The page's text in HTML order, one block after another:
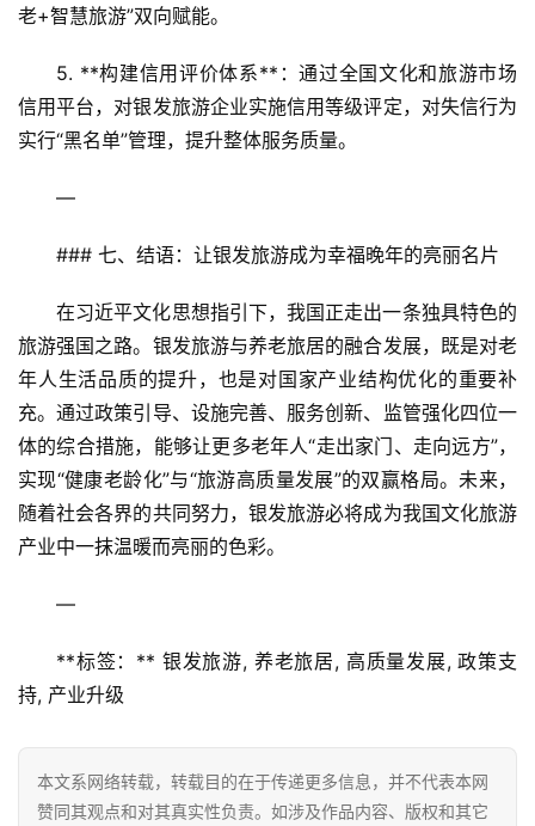
老+智慧旅游”双向赋能。
5. **构建信用评价体系**：通过全国文化和旅游市场
信用平台，对银发旅游企业实施信用等级评定，对失信行为
实行“黑名单”管理，提升整体服务质量。
—
### 七、结语：让银发旅游成为幸福晚年的亮丽名片
在习近平文化思想指引下，我国正走出一条独具特色的
旅游强国之路。银发旅游与养老旅居的融合发展，既是对老
年人生活品质的提升，也是对国家产业结构优化的重要补
充。通过政策引导、设施完善、服务创新、监管强化四位一
体的综合措施，能够让更多老年人“走出家门、走向远方”，
实现“健康老龄化”与“旅游高质量发展”的双赢格局。未来，
随着社会各界的共同努力，银发旅游必将成为我国文化旅游
产业中一抹温暖而亮丽的色彩。
—
**标签：** 银发旅游, 养老旅居, 高质量发展, 政策支
持, 产业升级
本文系网络转载，转载目的在于传递更多信息，并不代表本网
赞同其观点和对其真实性负责。如涉及作品内容、版权和其它